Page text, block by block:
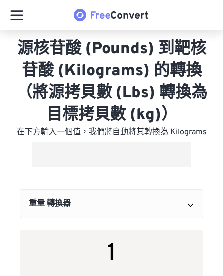
源核苷酸 (Pounds) 到靶核
苷酸 (Kilograms) 的轉換
（將源拷貝數 (Lbs) 轉換為
目標拷貝數 (kg)）
在下方輸入一個值，我們將自動將其轉換為 Kilograms